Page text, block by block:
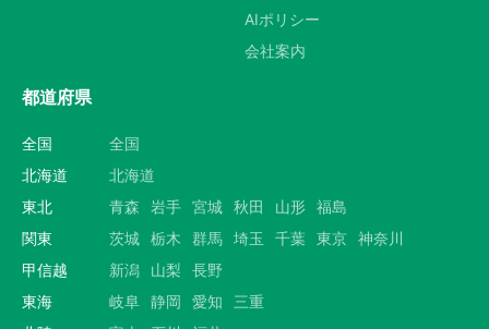
AIポリシー
会社案内
都道府県
全国
全国
北海道
北海道
東北
青森 岩手 宮城 秋田 山形 福島
関東
茨城 栃木 群馬 埼玉 千葉 東京 神奈川
甲信越
新潟 山梨
長野
東海
岐阜 静岡 愛知
三重